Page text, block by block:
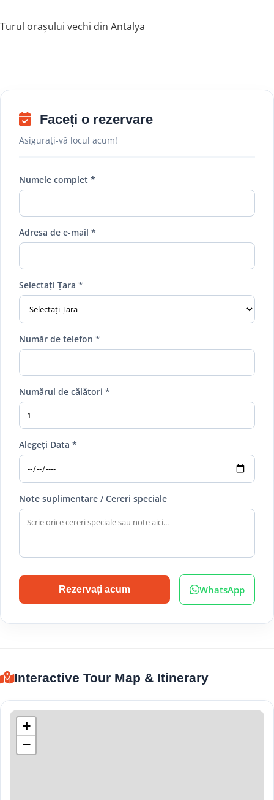
Turul orașului vechi din Antalya
Faceți o rezervare
Asigurați-vă locul acum!
Numele complet *
Adresa de e-mail *
Selectați Țara *
Număr de telefon *
Numărul de călători *
Alegeți Data *
Note suplimentare / Cereri speciale
Rezervați acum WhatsApp
Interactive Tour Map & Itinerary
+
−